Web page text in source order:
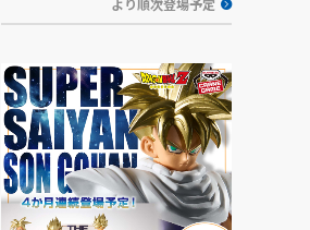
より順次登場予定